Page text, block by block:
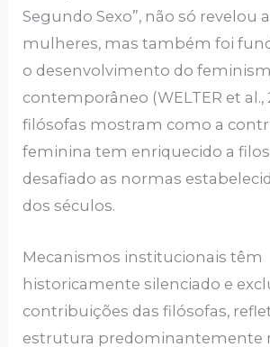
Segundo Sexo”, não só revelou
mulheres, mas também foi
o desenvolvimento do
contemporâneo (WELTER et al.,
filósofas mostram como a
feminina tem enriquecido a
desafiado as normas
dos séculos.
Mecanismos institucionais têm
historicamente silenciado e
contribuições das filósofas,
estrutura predominantemente